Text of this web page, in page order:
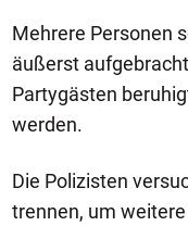
Mehrere Personen
äußerst
Partygästen
werden.
Die Polizisten
trennen, um